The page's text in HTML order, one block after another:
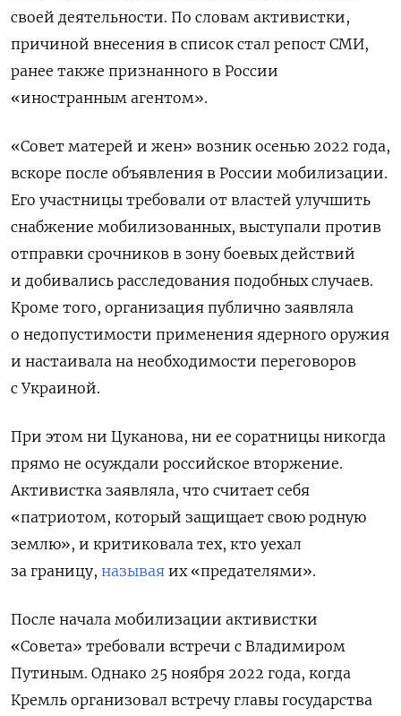
своей деятельности. По словам активистки,
причиной внесения в список стал репост СМИ,
ранее также признанного в России
«иностранным агентом».
«Совет матерей и жен» возник осенью 2022 года,
вскоре после объявления в России мобилизации.
Его участницы требовали от властей улучшить
снабжение мобилизованных, выступали против
отправки срочников в зону боевых действий
и добивались расследования подобных случаев.
Кроме того, организация публично заявляла
о недопустимости применения ядерного оружия
и настаивала на необходимости переговоров
с Украиной.
При этом ни Цуканова, ни ее соратницы никогда
прямо не осуждали российское вторжение.
Активистка заявляла, что считает себя
«патриотом, который защищает свою родную
землю», и критиковала тех, кто уехал
за границу, называя их «предателями».
После начала мобилизации активистки
«Совета» требовали встречи с Владимиром
Путиным. Однако 25 ноября 2022 года, когда
Кремль организовал встречу главы государства